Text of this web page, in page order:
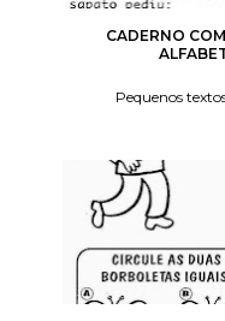
CADERNO
Pequenos